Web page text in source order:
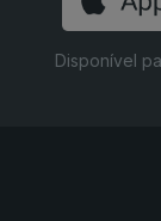
Disponível